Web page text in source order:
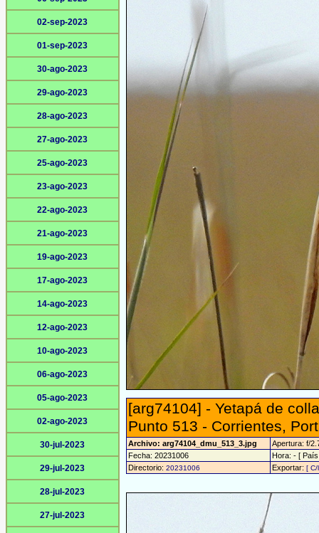
02-sep-2023
01-sep-2023
30-ago-2023
29-ago-2023
28-ago-2023
27-ago-2023
25-ago-2023
23-ago-2023
22-ago-2023
21-ago-2023
19-ago-2023
17-ago-2023
14-ago-2023
12-ago-2023
10-ago-2023
06-ago-2023
05-ago-2023
02-ago-2023
30-jul-2023
29-jul-2023
28-jul-2023
27-jul-2023
[arg74104] - Yetapá de
Punto 513 - Corrientes,
Archivo: arg74104_dmu_513_3.jpg
Apertura: f/
Fecha: 20231006
Hora: - [
Directorio: 20231006 Exportar: [ C/